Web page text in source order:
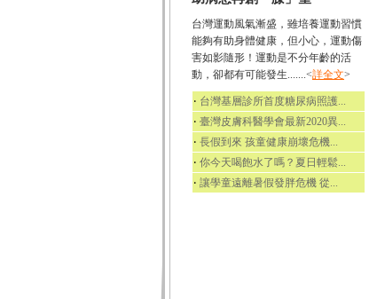
台灣運動風氣漸盛，雖培養運動習慣
能夠有助身體健康，但小心，運動傷
害如影隨形！運動是不分年齡的活
動，卻都有可能發生.......<詳全文>
‧ 台灣基層診所首度糖尿病照護...
‧ 臺灣皮膚科醫學會最新2020異...
‧ 長假到來 孩童健康崩壞危機...
‧ 你今天喝飽水了嗎？夏日輕鬆...
‧ 讓學童遠離暑假發胖危機 從...